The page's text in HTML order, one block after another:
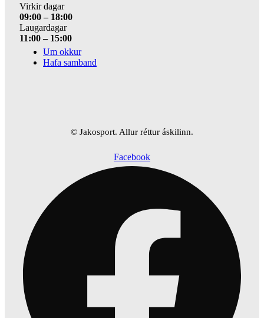
Virkir dagar
09:00 – 18:00
Laugardagar
11:00 – 15:00
Um okkur
Hafa samband
© Jakosport. Allur réttur áskilinn.
Facebook